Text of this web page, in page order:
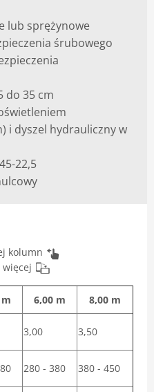
lub sprężynowe
śrubowego
do 35 cm
i dyszel hydrauliczny w
22,5
kolumn
więcej
6,00 m
8,00 m
3,00 3,50
280 - 380 380 - 450